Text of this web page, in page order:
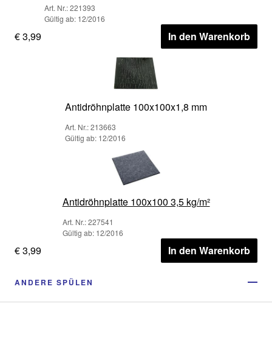
Art. Nr.: 221393
Gültig ab: 12/2016
€ 3,99 In den Warenkorb
Antidröhnplatte 100x100x1,8 mm
Art. Nr.: 213663
Gültig ab: 12/2016
Antidröhnplatte 100x100 3,5 kg/m²
Art. Nr.: 227541
Gültig ab: 12/2016
€ 3,99 In den Warenkorb
ANDERE SPÜLEN